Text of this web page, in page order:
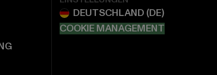
COOKIE MANAGEMENT